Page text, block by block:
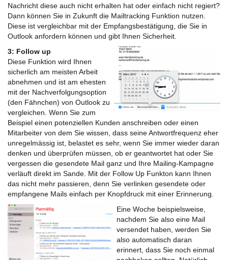
Nachricht diese auch nicht erhalten hat oder einfach nicht regiert?
Dann können Sie in Zukunft die Mailtracking Funktion nutzen.
Diese ist vergleichbar mit der Empfangsbestätigung, die Sie in
Outlook anfordern können und gibt Ihnen Sicherheit.
3: Follow up
Diese Funktion wird Ihnen
sicherlich am meisten Arbeit
abnehmen und ist am ehesten
mit der Nachverfolgungsoption
(den Fähnchen) von Outlook zu
vergleichen. Wenn Sie zum
Beispiel einen potenziellen Kunden anschreiben oder einen
Mitarbeiter von dem Sie wissen, dass seine Antwortfrequenz eher
unregelmässig ist, belastet es sehr, wenn Sie immer wieder daran
denken und überprüfen müssen, ob er geantwortet hat oder Sie
vergessen die gesendete Mail ganz und Ihre Mailing-Kampagne
verläuft direkt im Sande. Mit der Follow Up Funkton kann Ihnen
das nicht mehr passieren, denn Sie verlinken gesendete oder
empfangene Mails einfach per Knopfdruck mit einer Erinnerung.
Eine Woche beispielsweise,
nachdem Sie also eine Mail
versendet haben, werden Sie
also automatisch daran
erinnert, dass Sie noch einmal